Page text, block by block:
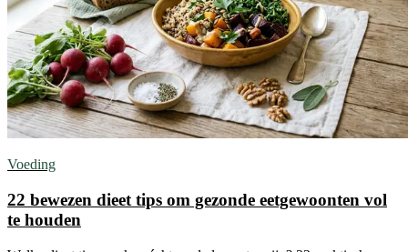
Voeding
22 bewezen dieet tips om gezonde eetgewoonten vol
te houden